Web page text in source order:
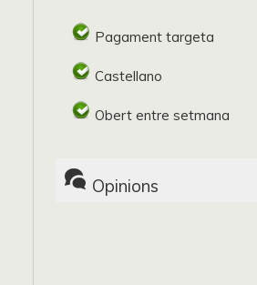
Pagament targeta
Castellano
Obert entre setmana
Opinions